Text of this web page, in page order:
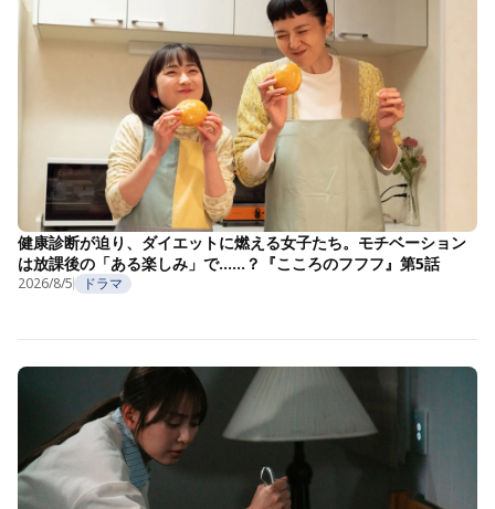
健康診断が迫り、ダイエットに燃える女子たち。モチベーション
は放課後の「ある楽しみ」で……？『こころのフフフ』第5話
2026/8/5 ドラマ